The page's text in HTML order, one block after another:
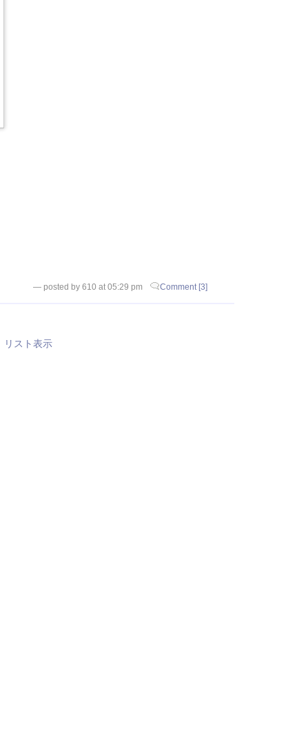
— posted by 610 at 05:29 pm Comment [3]
リスト表示